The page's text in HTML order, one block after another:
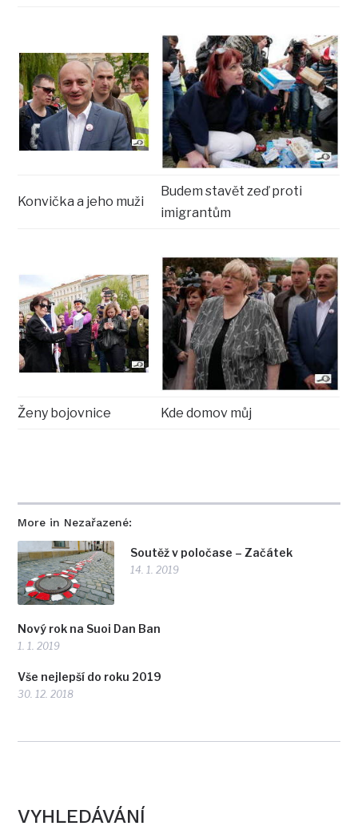
More in Nezařazené:
Soutěž v poločase – Začátek
14. 1. 2019
Nový rok na Suoi Dan Ban
1. 1. 2019
Vše nejlepší do roku 2019
30. 12. 2018
Konvička a jeho muži
Budem stavět zeď proti
imigrantům
Ženy bojovnice Kde domov můj
VYHLEDÁVÁNÍ